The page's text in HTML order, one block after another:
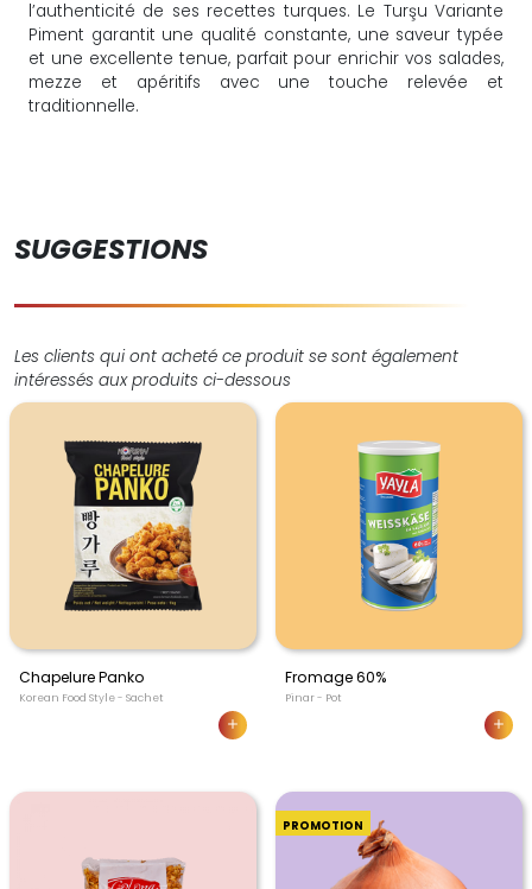
l’authenticité de ses recettes turques. Le Turşu Variante
Piment garantit une qualité constante, une saveur typée
et une excellente tenue, parfait pour enrichir vos salades,
mezze et apéritifs avec une touche relevée et
traditionnelle.
SUGGESTIONS
Les clients qui ont acheté ce produit se sont également
intéressés aux produits ci-dessous
Chapelure Panko
Korean Food Style - Sachet
Fromage 60%
Pinar - Pot
PROMOTION